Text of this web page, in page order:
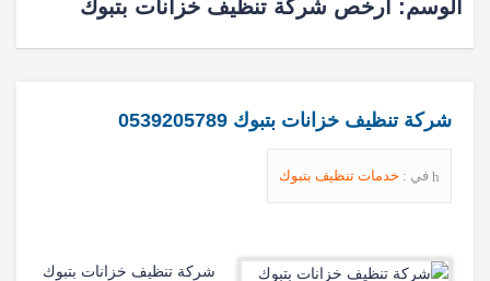
الوسم: ارخص شركة تنظيف خزانات بتبوك
شركة تنظيف خزانات بتبوك 0539205789
في : خدمات تنظيف بتبوك
شركة تنظيف خزانات بتبوك